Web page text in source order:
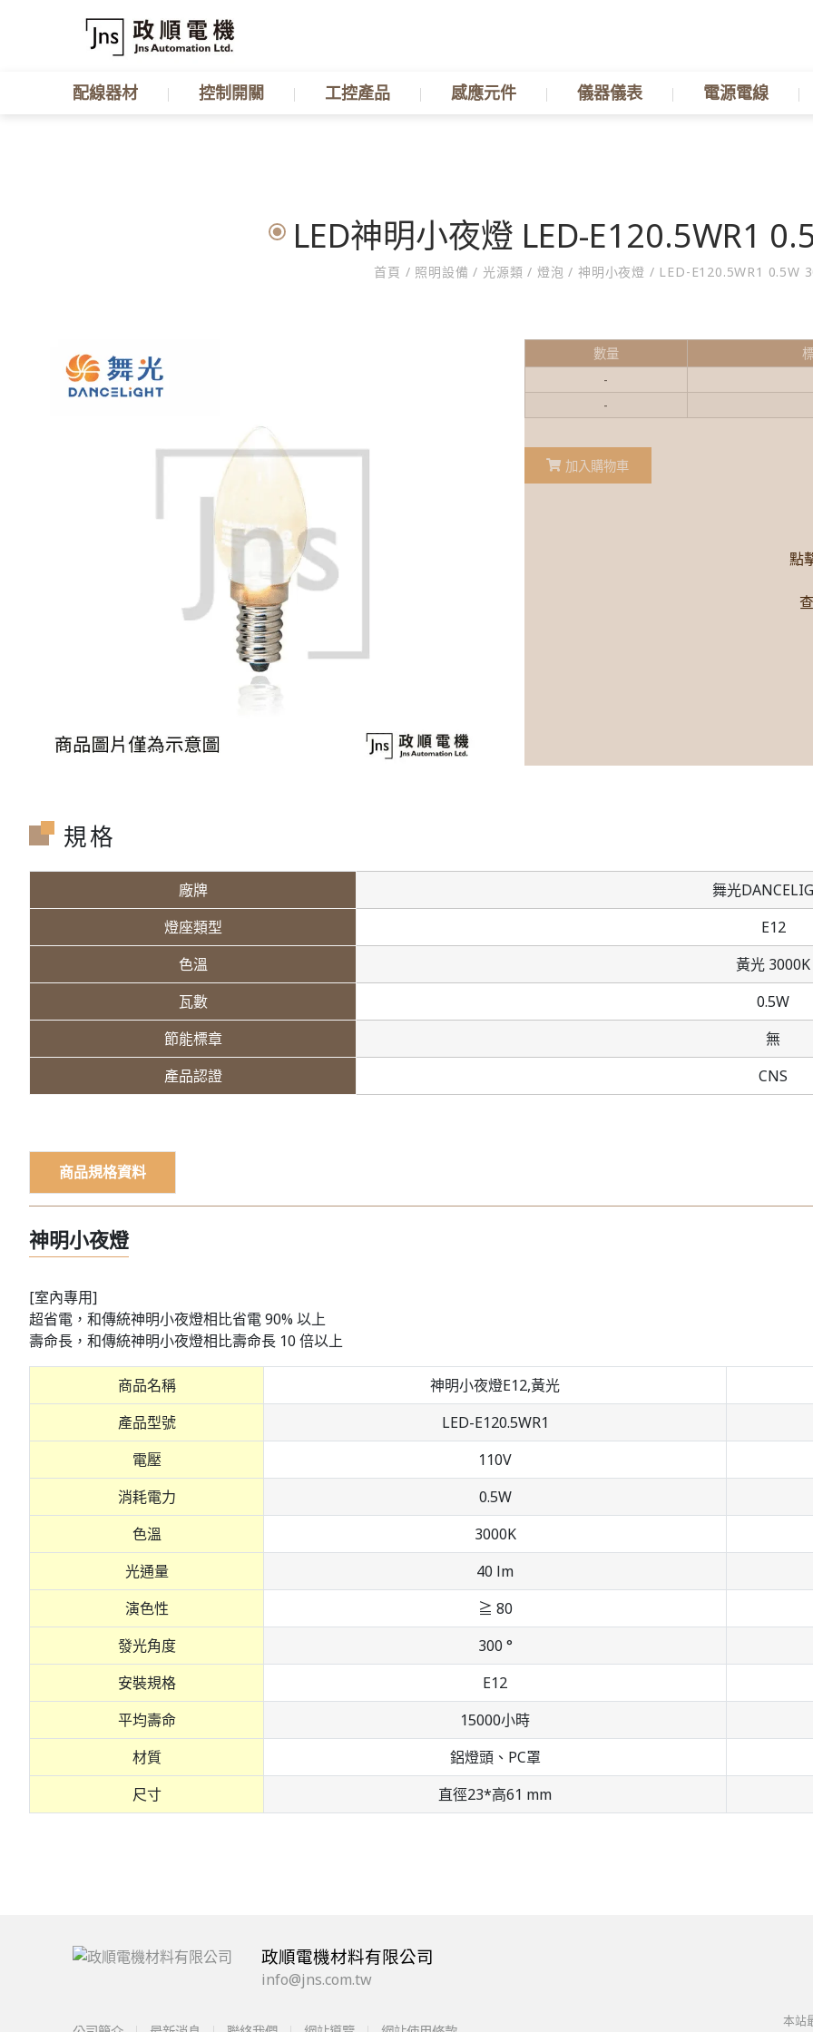
配線器材 控制開關 工控產品 感應元件 儀器儀表 電源電線
LED神明小夜燈 LED-E120.5WR1
首頁 / 照明設備/ 光源類/ 燈泡/ 神明小夜燈 / LED-E120.5WR1 0.5W
點
數量
-
-
加入購物車
規格
廠牌
舞光
燈座類型
E12
色溫
黃光 3000K
瓦數
0.5W
節能標章
無
產品認證
CNS
商品規格資料
神明小夜燈
[室內專用]
超省電，和傳統神明小夜燈相比省電 90% 以上
壽命長，和傳統神明小夜燈相比壽命長 10 倍以上
商品名稱
神明小夜燈E12,黃光
產品型號
LED-E120.5WR1
電壓
110V
消耗電力
0.5W
色溫
3000K
光通量
40 lm
演色性
≧ 80
發光角度
300 °
安裝規格
E12
平均壽命
15000小時
材質
鋁燈頭、PC罩
尺寸
直徑23*高61 mm
政順電機材料有限公司
info@jns.com.tw
本站